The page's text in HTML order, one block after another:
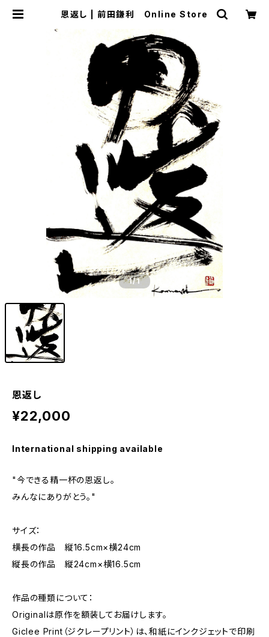
恩返し | 前田鎌利 Online Store
1/1
恩返し
¥22,000
International shipping available
"今できる精一杯の恩返し。
みんなにありがとう。"
サイズ：
横長の作品 縦16.5cm×横24cm
縦長の作品 縦24cm×横16.5cm
作品の種類について：
Originalは原作を額装してお届けします。
Giclee Print（ジクレープリント）は、和紙にインクジェットで印刷